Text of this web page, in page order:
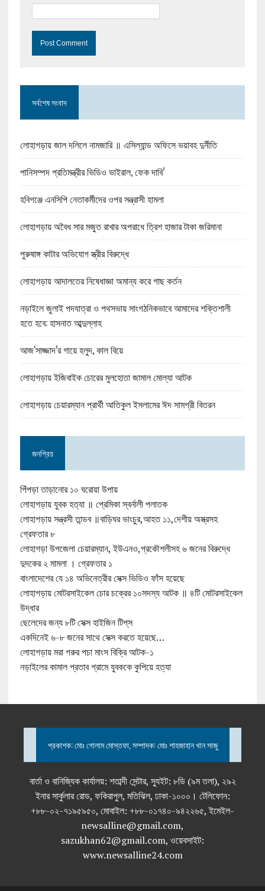
সর্বশেষ সংবাদ
লোহাগড়ায় জাল দলিলে নামজারি ॥ এসিল্যান্ড অফিসে ভয়াবহ দুর্নীতি
পানিসম্পদ প্রতিমন্ত্রীর ভিডিও ভাইরাল, ফেক দাবি’
হবিগঞ্জে এনসিপি নেতাকর্মীদের ওপর সন্ত্রাসী হামলা
লোহাগড়ায় অবৈধ সার মজুত রাখার অপরাধে ত্রিশ হাজার টাকা জরিমানা
পুরুষাঙ্গ কাটার অভিযোগ স্ত্রীর বিরুদ্ধে
লোহাগড়ায় আদালতের নিষেধাজ্ঞা অমান্য করে গাছ কর্তন
নড়াইলে জুলাই পদযাত্রা ও পথসভায় সাংগঠনিকভাবে আমাদের শক্তিশালী
হতে হবে: হাসনাত আব্দুল্লাহ
আজ‘সাজ্জাদ’র গায়ে হলুদ, কাল বিয়ে
লোহাগড়ায় ইজিবাইক চোরের মুলহোতা জামাল মোল্যা আটক
লোহাগড়ায় চেয়ারম্যান প্রার্থী আতিকুল ইসলামের ঈদ সামগ্রী বিতরন
জনপ্রিয়
পিঁপড়া তাড়ানোর ১০ ঘরোয়া উপায়
লোহাগড়ায় যুবক হত্যা ॥ প্রেমিকা স্বর্নালী পলাতক
লোহাগড়ায় সন্ত্রসী তান্ডব ॥বাড়িঘর ভাংচুর,আহত ১১,দেশীয় অস্ত্রসহ
গ্রেফতার ৮
লোহাগড়া উপজেলা চেয়ারম্যান, ইউএনও,প্রকৌশলীসহ ৬ জনের বিরুদ্ধে
দুদকের ২ মামলা । গ্রেফতার ১
বাংলাদেশের যে ১৪ অভিনেত্রীর সেক্স ভিডিও ফাঁস হয়েছে
লোহাগড়ায় মোটরসাইকেল চোর চক্রের ১০সদস্য আটক ॥ ৪টি মোটরসাইকেল
উদ্ধার
ছেলেদের জন্য ৮টি সেক্স হাইজিন টিপ্‌স
একদিনেই ৬-৮ জনের সাথে সেক্স করতে হয়েছে…
লোহাগড়ায় মরা গরুর পচা মাংস বিক্রি আটক-১
নড়াইলের কামাল প্রতাব গ্রামে যুবককে কুপিয়ে হত্যা
প্রকাশক: মোঃ গোলাম মোস্তফা, সম্পাদক: মোঃ শাহজাহান খান সাজু
বার্তা ও বানিজ্যিক কার্যালয়: শতাব্দী সেন্টার, স্যুইট: ৮ডি (৯ম তলা), ২৯২
ইনার সার্কুলার রোড, ফকিরাপুল, মতিঝিল, ঢাকা-১০০০। টেলিফোন:
+৮৮-০২-৭১৯৫৯৫০, মোবাইল: +৮৮-০১৭৪০-৯৪২২৬৫, ইমেইল-
newsalline@gmail.com,
sazukhan62@gmail.com, ওয়েবসাইট:
www.newsalline24.com